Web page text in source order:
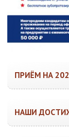
ПРИЁМ НА
НАШИ